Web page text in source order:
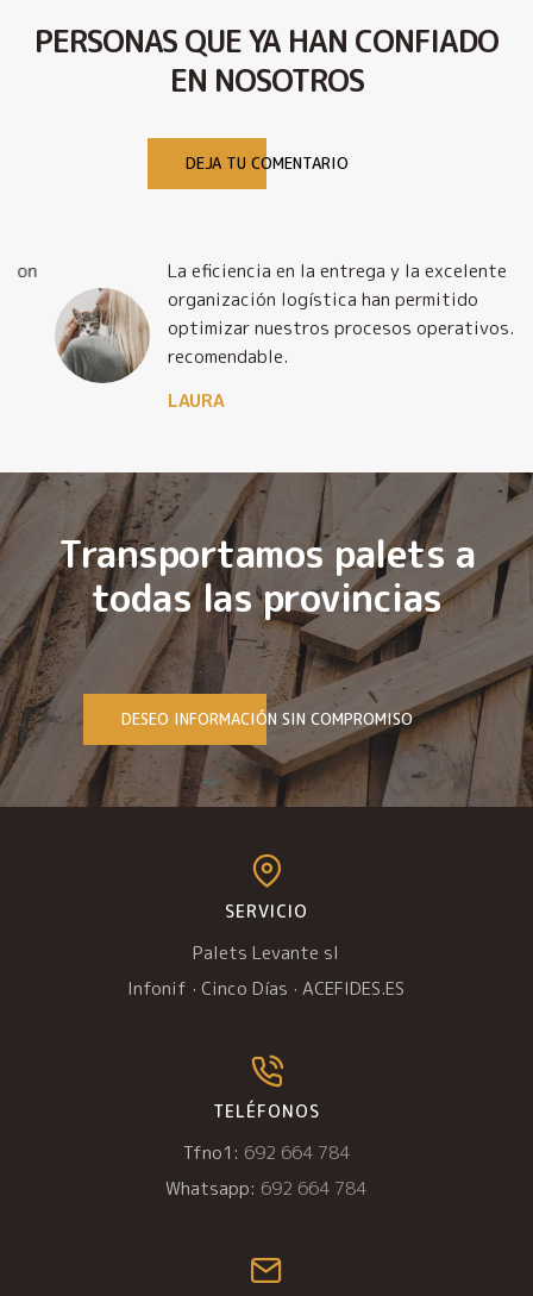
PERSONAS QUE YA HAN CONFIADO
EN NOSOTROS
DEJA TU COMENTARIO
La eficiencia en la entrega y la excelente
organización logística han permitido
optimizar nuestros procesos operativos. Muy
recomendable.
LAURA
Transportamos palets a
todas las provincias
DESEO INFORMACIÓN SIN COMPROMISO
SERVICIO
Palets Levante sl
Infonif ·Cinco Días ·ACEFIDES.ES
TELÉFONOS
Tfno1: 692 664 784
Whatsapp: 692 664 784